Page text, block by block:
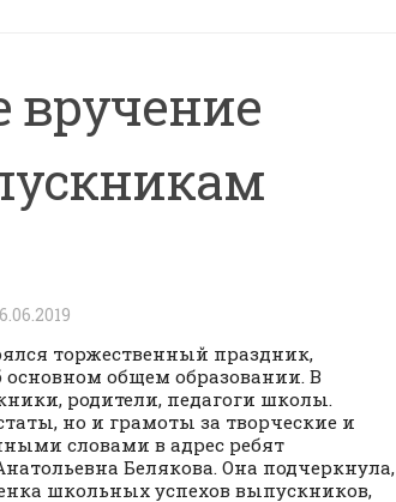
вручение
торжественный праздник,
общем образовании. В
родители, педагоги школы.
но и грамоты за творческие и
словами в адрес ребят
Белякова. Она подчеркнула,
школьных успехов выпускников,